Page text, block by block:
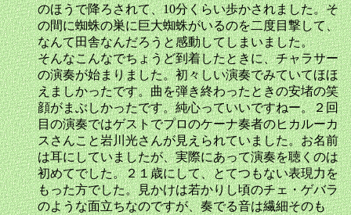
のほうで降ろされて、10分くらい歩かされました。そ
の間に蜘蛛の巣に巨大蜘蛛がいるのを二度目撃して、
なんて田舎なんだろうと感動してしまいました。
そんなこんなでちょうど到着したときに、チャラサー
の演奏が始まりました。初々しい演奏でみていてほほ
えましかったです。曲を弾き終わったときの安堵の笑
顔がまぶしかったです。純心っていいですねー。２回
目の演奏ではゲストでプロのケーナ奏者のヒカルーカ
スさんこと岩川光さんが見えられていました。お名前
は耳にしていましたが、実際にあって演奏を聴くのは
初めてでした。２１歳にして、とてつもない表現力を
もった方でした。見かけは若かりし頃のチェ・ゲバラ
のような面立ちなのですが、奏でる音は繊細そのも